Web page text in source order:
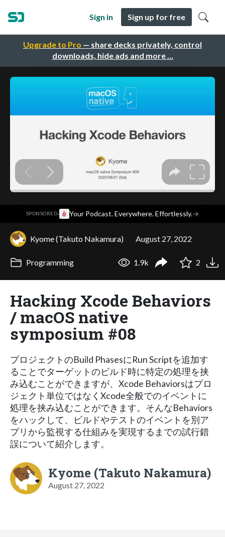
Upgrade to Pro — share decks privately, control
downloads, hide ads and more …
Sign in Sign up for free
SPONSORED· Your Podcast. Everywhere. Effortlessly.→
Kyome (Takuto Nakamura) August 27, 2022
Programming 1.9k 2
Hacking Xcode Behaviors
/ macOS native
symposium #08
プロジェクトのBuild PhasesにRun Scriptを追加す
ることでターゲットのビルド時に特定の処理を挟
み込むことができますが、Xcode Behaviorsはプロ
ジェクト単位ではなくXcode全般でのイベントに
処理を挟み込むことができます。そんなBehaviors
をハックして、ビルドやテストのイベントを別ア
プリから監視する仕組みを実現するまでの試行錯
誤について紹介します。
Kyome (Takuto Nakamura)
August 27, 2022